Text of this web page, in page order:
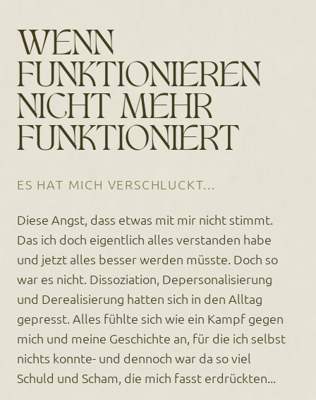
WENN
FUNKTIONIEREN
NICHT MEHR
FUNKTIONIERT
ES HAT MICH VERSCHLUCKT...
Diese Angst, dass etwas mit mir nicht stimmt.
Das ich doch eigentlich alles verstanden habe
und jetzt alles besser werden müsste. Doch so
war es nicht. Dissoziation, Depersonalisierung
und Derealisierung hatten sich in den Alltag
gepresst. Alles fühlte sich wie ein Kampf gegen
mich und meine Geschichte an, für die ich selbst
nichts konnte- und dennoch war da so viel
Schuld und Scham, die mich fasst erdrückten...